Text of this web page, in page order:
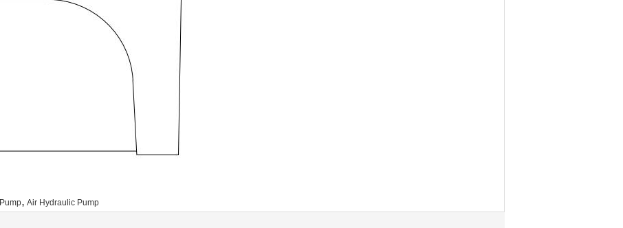
, Air Hydraulic Pump